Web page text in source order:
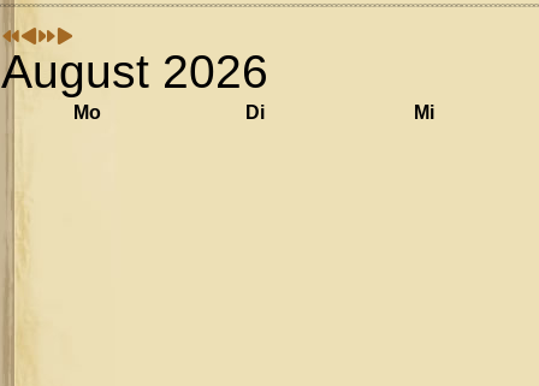
August 2026
Mo Di Mi